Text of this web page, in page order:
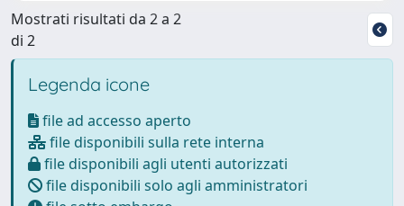
Mostrati risultati da 2 a 2
di 2
Legenda icone
file ad accesso aperto
file disponibili sulla rete interna
file disponibili agli utenti autorizzati
file disponibili solo agli amministratori